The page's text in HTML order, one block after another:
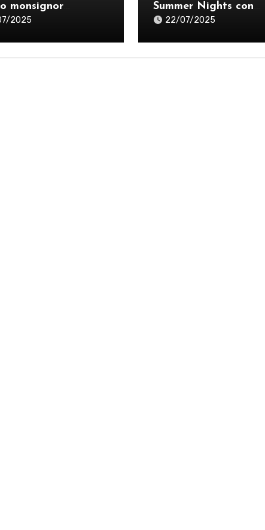
monsignor
«Ripensare il
credente”» –
2025
Summer Nights con
Dardust, Sarafine e
22/07/2025